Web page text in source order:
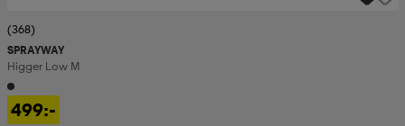
(368)
SPRAYWAY
Higger Low M
499:-